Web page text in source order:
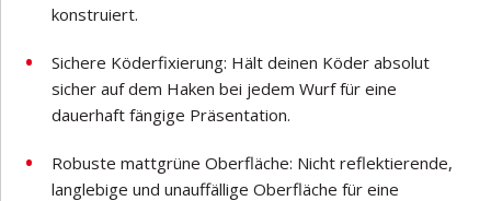
konstruiert.
Sichere Köderfixierung: Hält deinen Köder absolut
sicher auf dem Haken bei jedem Wurf für eine
dauerhaft fängige Präsentation.
Robuste mattgrüne Oberfläche: Nicht reflektierende,
langlebige und unauffällige Oberfläche für eine